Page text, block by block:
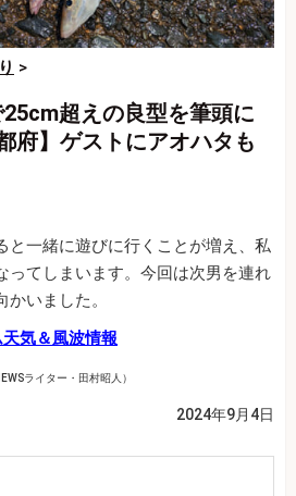
>
超えの良型を筆頭に
府】ゲストにアオハタも
と一緒に遊びに行くことが増え、私
ってしまいます。今回は次男を連れ
いました。
気＆風波情報
ライター・田村昭人）
2024年9月4日